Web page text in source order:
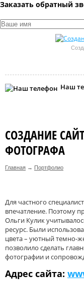
Заказать обратный
Наш
СОЗДАНИЕ
ФОТОГРАФА
Главная → Портфолио
Для частного
впечатление. Поэтому
Ольги Кулик
ресурс. Были
цвета – уютный темно-
позволило сделать
фотографии и
Адрес сайта: